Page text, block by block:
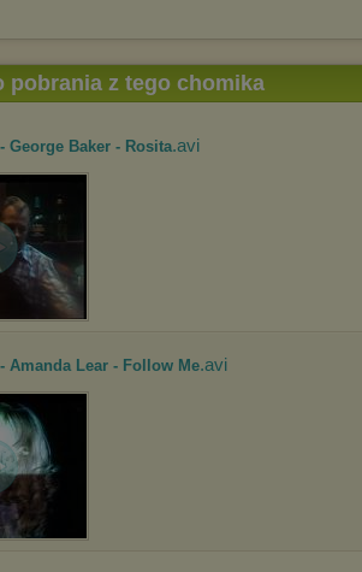
pobrania z tego chomika
George Baker - Rosita.avi
Amanda Lear - Follow Me.avi